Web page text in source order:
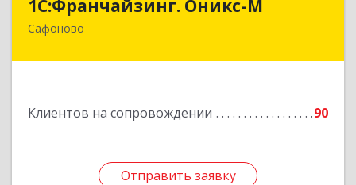
1С:Франчайзинг. Оникс-М
Сафоново
Клиентов на сопровождении 90
Отправить заявку
215500, Смоленская обл, Сафоновский р-н,
Отправить заявку